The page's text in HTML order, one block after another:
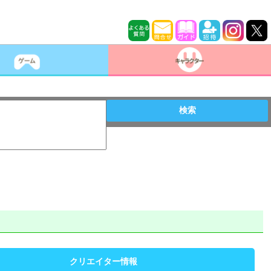
検索
クリエイター情報